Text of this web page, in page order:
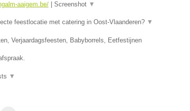
aaigem.be/| Screenshot ▼
feestlocatie met catering in Oost-Vlaanderen? ▼
Verjaardagsfeesten, Babyborrels, Eetfestijnen
▼